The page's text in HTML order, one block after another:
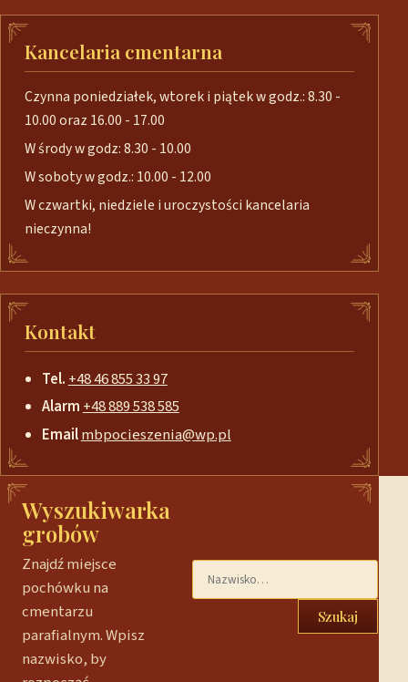
Kancelaria cmentarna
Czynna poniedziałek, wtorek i piątek w godz.: 8.30 -
10.00 oraz 16.00 - 17.00
W środy w godz: 8.30 - 10.00
W soboty w godz.: 10.00 - 12.00
W czwartki, niedziele i uroczystości kancelaria
nieczynna!
Kontakt
Tel. +48 46 855 33 97
Alarm+48 889 538 585
Emailmbpocieszenia@wp.pl
Wyszukiwarka
grobów
Znajdź miejsce
pochówku na
cmentarzu
parafialnym. Wpisz
nazwisko, by
Szukaj